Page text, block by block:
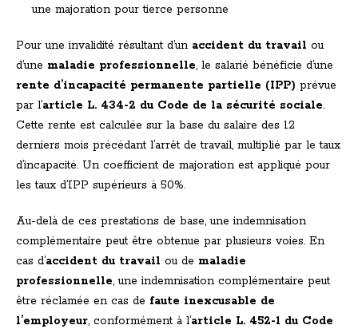
une majoration pour tierce personne
Pour une invalidité résultant d’un accident du travail ou
d’une maladie professionnelle, le salarié bénéficie d’une
rente d’incapacité permanente partielle (IPP) prévue
par l’article L. 434-2 du Code de la sécurité sociale.
Cette rente est calculée sur la base du salaire des 12
derniers mois précédant l’arrêt de travail, multiplié par le taux
d’incapacité. Un coefficient de majoration est appliqué pour
les taux d’IPP supérieurs à 50%.
Au-delà de ces prestations de base, une indemnisation
complémentaire peut être obtenue par plusieurs voies. En
cas d’accident du travail ou de maladie
professionnelle, une indemnisation complémentaire peut
être réclamée en cas de faute inexcusable de
l’employeur, conformément à l’article L. 452-1 du Code